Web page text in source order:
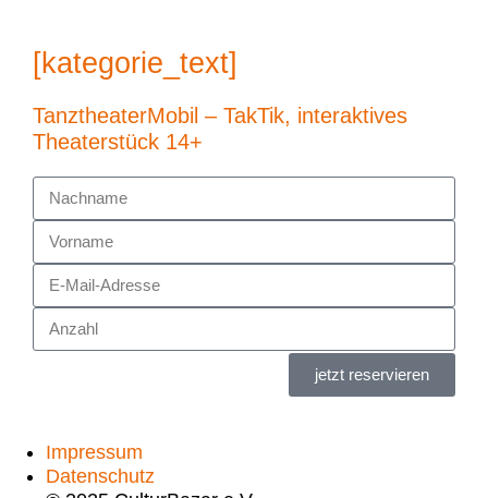
[kategorie_text]
TanztheaterMobil – TakTik, interaktives
Theaterstück 14+
jetzt reservieren
Impressum
Datenschutz